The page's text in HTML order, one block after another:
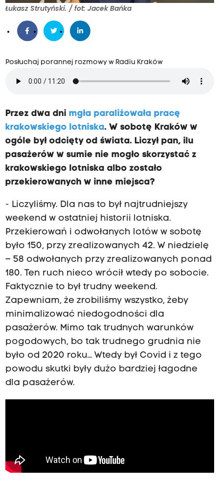
Łukasz Strutyński. / fot: Jacek Bańka
Posłuchaj porannej rozmowy w Radiu Kraków
Przez dwa dni mgła paraliżowała pracę
krakowskiego lotniska. W sobotę Kraków w
ogóle był odcięty od świata. Liczył pan, ilu
pasażerów w sumie nie mogło skorzystać z
krakowskiego lotniska albo zostało
przekierowanych w inne miejsca?
- Liczyliśmy. Dla nas to był najtrudniejszy
weekend w ostatniej historii lotniska.
Przekierowań i odwołanych lotów w sobotę
było 150, przy zrealizowanych 42. W niedzielę
– 58 odwołanych przy zrealizowanych ponad
180. Ten ruch nieco wrócił wtedy po sobocie.
Faktycznie to był trudny weekend.
Zapewniam, że zrobiliśmy wszystko, żeby
minimalizować niedogodności dla
pasażerów. Mimo tak trudnych warunków
pogodowych, bo tak trudnego grudnia nie
było od 2020 roku… Wtedy był Covid i z tego
powodu skutki były dużo bardziej łagodne
dla pasażerów.